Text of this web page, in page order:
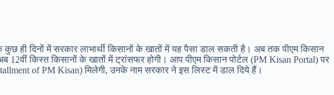
ही दिनों में सरकार लाभार्थी किसानों के खातों में यह पैसा डाल सकती है। अब तक पीएम किसान
किस्त किसानों के खातों में ट्रांसफर होगी। आप पीएम किसान पोर्टल (PM Kisan Portal) पर
of PM Kisan) मिलेगी, उनके नाम सरकार ने इस लिस्ट में डाल दिये हैं।